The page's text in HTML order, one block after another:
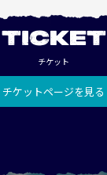
TICKET
チケット
チケットページを見る